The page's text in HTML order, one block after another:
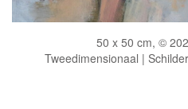
50 x 50 cm, ©
Tweedimensionaal |